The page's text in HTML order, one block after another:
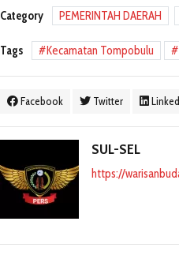
Category PEMERINTAH DAERAH
Tags Kecamatan Tompobulu
Facebook Twitter
SUL-SEL
https://